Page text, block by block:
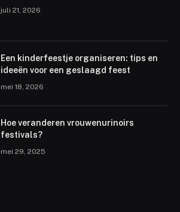
juli 21, 2026
Een kinderfeestje organiseren: tips en
ideeën voor een geslaagd feest
mei 18, 2026
Hoe veranderen vrouwenurinoirs
festivals?
mei 29, 2025